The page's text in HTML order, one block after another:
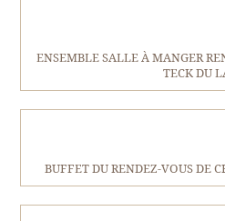
ENSEMBLE SALLE À MANGER
TECK DU
BUFFET DU RENDEZ-VOUS DE